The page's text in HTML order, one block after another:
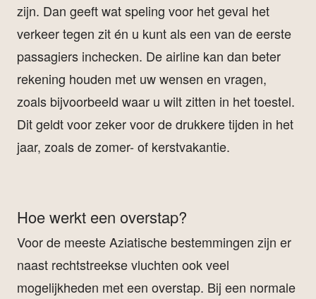
zijn. Dan geeft wat speling voor het geval het
verkeer tegen zit én u kunt als een van de eerste
passagiers inchecken. De airline kan dan beter
rekening houden met uw wensen en vragen,
zoals bijvoorbeeld waar u wilt zitten in het toestel.
Dit geldt voor zeker voor de drukkere tijden in het
jaar, zoals de zomer- of kerstvakantie.
Hoe werkt een overstap?
Voor de meeste Aziatische bestemmingen zijn er
naast rechtstreekse vluchten ook veel
mogelijkheden met een overstap. Bij een normale